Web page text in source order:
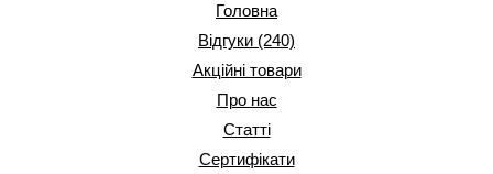
Головна
Відгуки (240)
Акційні товари
Про нас
Статті
Сертифікати